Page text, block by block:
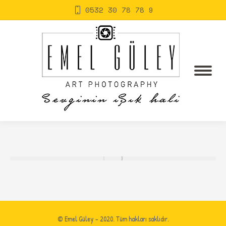
0532 30 78 78 9
© Emel Güley - 2020. Tüm hakları saklıdır.